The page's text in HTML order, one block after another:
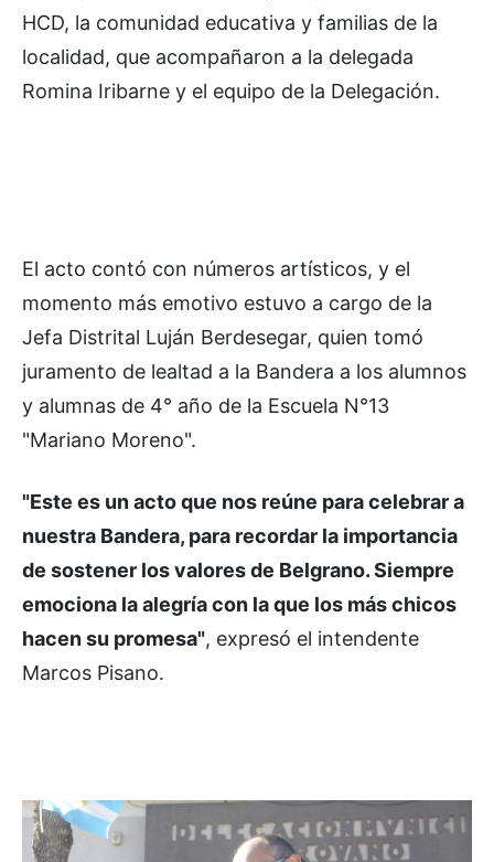
HCD, la comunidad educativa y familias de la
localidad, que acompañaron a la delegada
Romina Iribarne y el equipo de la Delegación.
El acto contó con números artísticos, y el
momento más emotivo estuvo a cargo de la
Jefa Distrital Luján Berdesegar, quien tomó
juramento de lealtad a la Bandera a los alumnos
y alumnas de 4° año de la Escuela N°13
"Mariano Moreno".
"Este es un acto que nos reúne para celebrar a
nuestra Bandera, para recordar la importancia
de sostener los valores de Belgrano. Siempre
emociona la alegría con la que los más chicos
hacen su promesa", expresó el intendente
Marcos Pisano.